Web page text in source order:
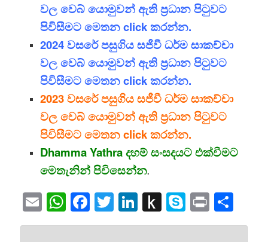
වල වෙබ් යොමුවන් ඇති ප්‍රධාන පිටුවට
පිවිසීමට මෙතන click කරන්න.
2024 වසරේ පසුගිය සජීවී ධර්ම සාකච්චා
වල වෙබ් යොමුවන් ඇති ප්‍රධාන පිටුවට
පිවිසීමට මෙතන click කරන්න.
2023 වසරේ පසුගිය සජීවී ධර්ම සාකච්චා
වල වෙබ් යොමුවන් ඇති ප්‍රධාන පිටුවට
පිවිසීමට මෙතන click කරන්න.
Dhamma Yathra දහම් සංසදයට එක්වීමට
මෙතැනින් පිවිසෙන්න.
EmailWhatsApp
Facebook
Twitter
LinkedIn
Push
to
Skype
Print